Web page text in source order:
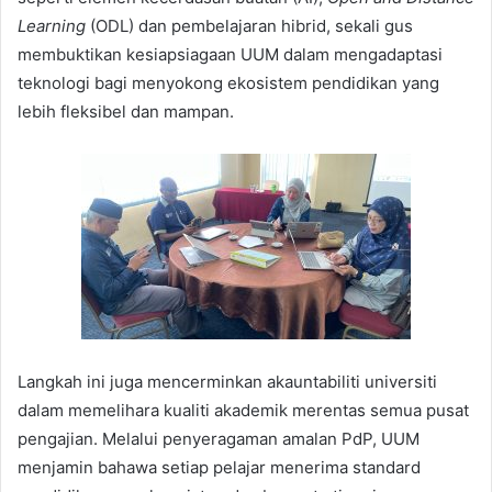
Learning (ODL) dan pembelajaran hibrid, sekali gus
membuktikan kesiapsiagaan UUM dalam mengadaptasi
teknologi bagi menyokong ekosistem pendidikan yang
lebih fleksibel dan mampan.
Langkah ini juga mencerminkan akauntabiliti universiti
dalam memelihara kualiti akademik merentas semua pusat
pengajian. Melalui penyeragaman amalan PdP, UUM
menjamin bahawa setiap pelajar menerima standard